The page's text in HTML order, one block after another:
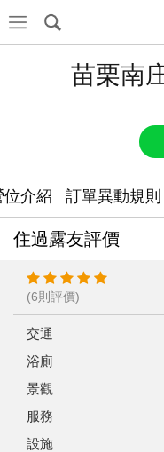
苗栗南
位介紹 訂單異動規則
住過露友評價
(6則評價)
交通
浴廁
景觀
服務
設施